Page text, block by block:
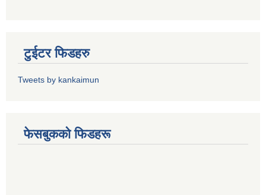
टुईटर फिडहरु
Tweets by kankaimun
फेसबुकको फिडहरू